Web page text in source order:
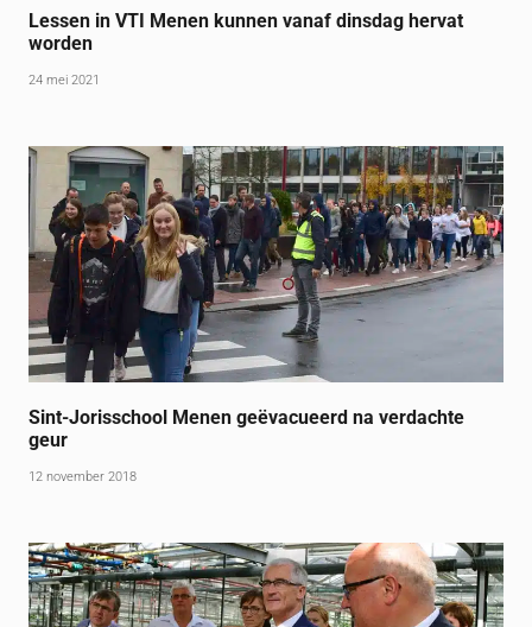
Lessen in VTI Menen kunnen vanaf dinsdag hervat
worden
24 mei 2021
Sint-Jorisschool Menen geëvacueerd na verdachte
geur
12 november 2018